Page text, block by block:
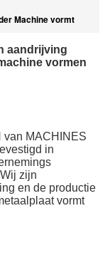
Machine vormt
aandrijving
vormen
van MACHINES
in
zijn
en de productie
vormt